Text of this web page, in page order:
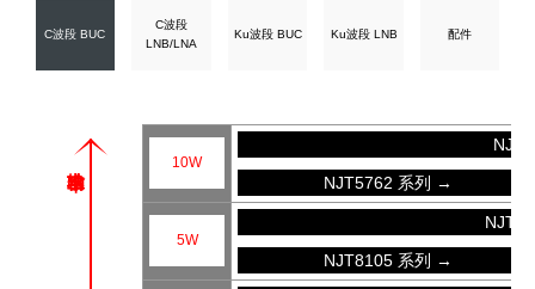
C波段 BUC
C波段
LNB/LNA
Ku波段 BUC Ku波段 LNB 配件
10W
NJT5762 系列 →
5W
NJT8105 系列 →